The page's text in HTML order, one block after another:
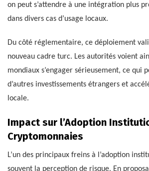
on peut s’attendre à une intégration plus
dans divers cas d’usage locaux.
Du côté réglementaire, ce déploiement
nouveau cadre turc. Les autorités voient
mondiaux s’engager sérieusement, ce qui
d’autres investissements étrangers et
locale.
Impact sur l’Adoption
Cryptomonnaies
L’un des principaux freins à l’adoption
souvent la perception de risque. En